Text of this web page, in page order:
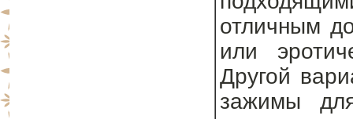
отличным
или
Другой
зажимы